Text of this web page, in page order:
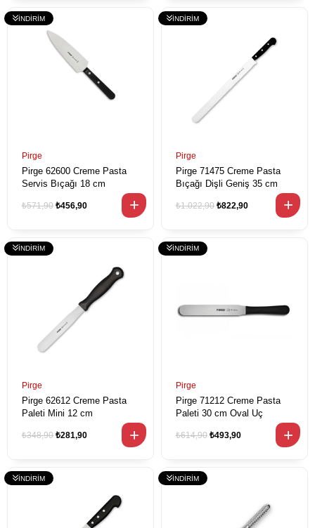
Pirge
Pirge 62600 Creme Pasta
Servis Bıçağı 18 cm
₺456,90
₺571,90
Pirge
Pirge 71475 Creme Pasta
Bıçağı Dişli Geniş 35 cm
₺822,90
₺1.022,90
Pirge
Pirge 62612 Creme Pasta
Paleti Mini 12 cm
₺281,90
₺348,90
Pirge
Pirge 71212 Creme Pasta
Paleti 30 cm Oval Uç
₺493,90
₺614,90